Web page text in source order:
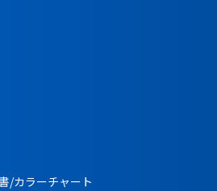
/カラーチャート